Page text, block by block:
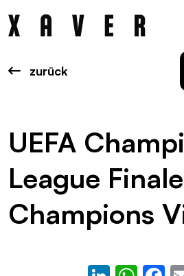
zurück
UEFA
League
Champions